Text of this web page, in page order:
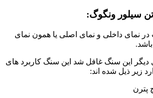
سیلور ونگوگ:
در نمای داخلی و نمای اصلی یا همون نمای
دیگر این سنگ غافل شد این سنگ کاربرد های
زیر ذیل شده اند:
پترن